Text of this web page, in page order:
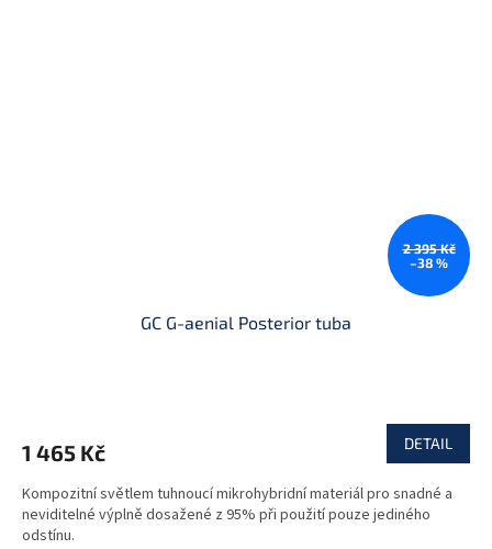
2 395 Kč
–38 %
GC G-aenial Posterior tuba
1 465 Kč DETAIL
Kompozitní světlem tuhnoucí mikrohybridní materiál pro snadné a
neviditelné výplně dosažené z 95% při použití pouze jediného
odstínu.